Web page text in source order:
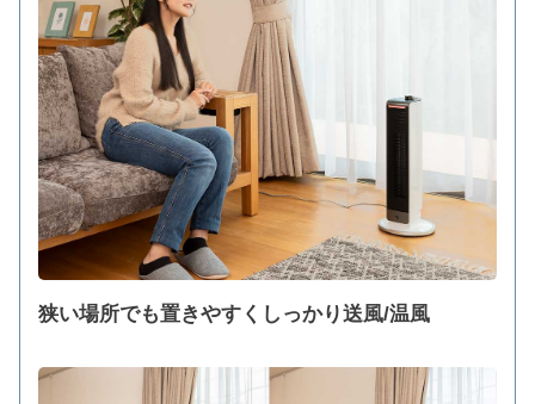
狭い場所でも置きやすくしっかり送風/温風